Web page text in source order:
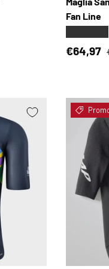
Fan Line
Prezzo
€64,97